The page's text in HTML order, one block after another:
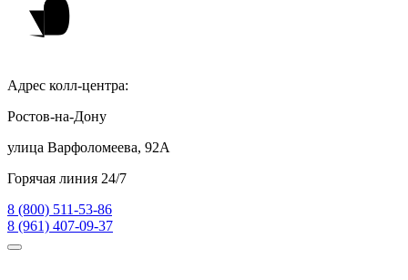
Адрес колл-центра:
Ростов-на-Дону
улица Варфоломеева, 92А
Горячая линия 24/7
8 (800) 511-53-86
8 (961) 407-09-37